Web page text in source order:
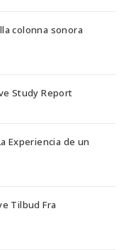
colonna sonora
Study Report
Experiencia de un
Tilbud Fra